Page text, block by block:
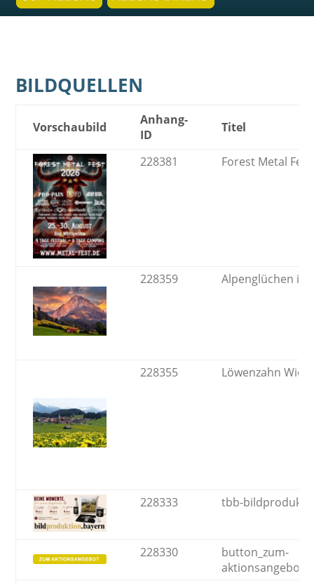
BILDQUELLEN
Vorschaubild
Anhang-
ID
Titel
228381 Forest Metal
228359 Alpenglüchen im
228355 Löwenzahn
228333 tbb-
228330
button_zum-
aktionsangebot